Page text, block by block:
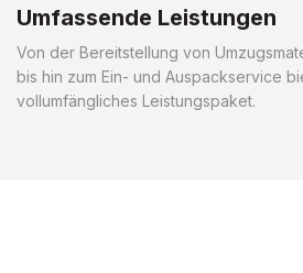
Umfassende Leistungen
Von der Bereitstellung von
bis hin zum Ein- und Auspackservice
vollumfängliches Leistungspaket.